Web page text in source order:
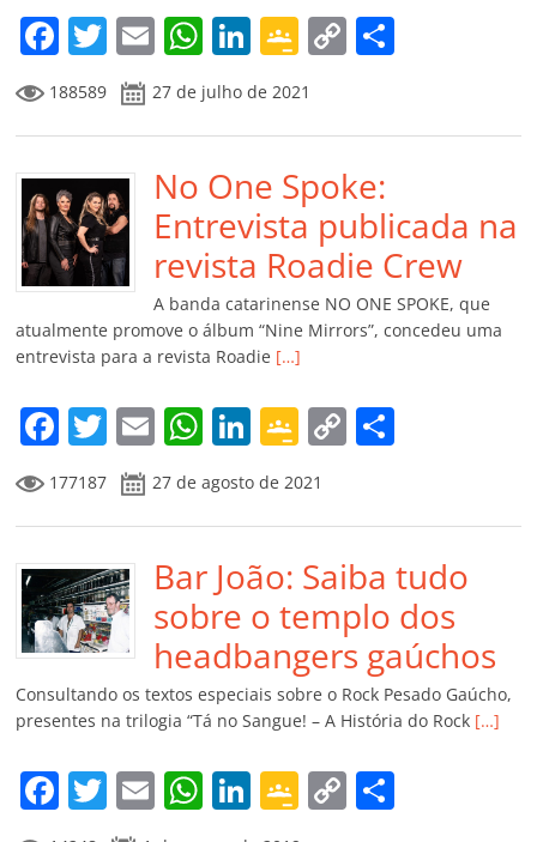
m
F
a
c
e
b
o
o
k
T
w
itt
er
E
m
ai
l
W
h
at
s
A
p
p
Li
n
k
e
dI
n
G
o
o
gl
e
Cl
a
ss
ro
o
m
C
y
Li
n
k
p
til
h
ar
188589 27 de julho de 2021
No One Spoke:
Entrevista publicada na
revista Roadie Crew
A banda catarinense NO ONE SPOKE, que
atualmente promove o álbum “Nine Mirrors”, concedeu uma
entrevista para a revista Roadie […]
F
a
c
e
b
o
o
k
T
w
itt
er
E
m
ai
l
W
at
s
A
p
p
Li
n
k
e
dI
n
G
o
o
gl
e
Cl
a
ss
ro
o
m
C
y
Li
n
k
p
ar
til
h
ar
177187 27 de agosto de 2021
Bar João: Saiba tudo
sobre o templo dos
headbangers gaúchos
Consultando os textos especiais sobre o Rock Pesado Gaúcho,
presentes na trilogia “Tá no Sangue! – A História do Rock […]
F
a
T
w
E
m
W Li
n
G
o
C